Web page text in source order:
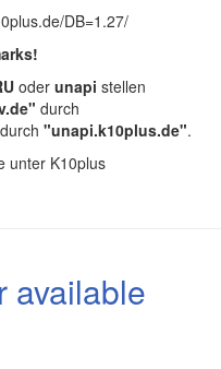
DB=1.27/
oder unapi stellen
durch
durch "unapi.k10plus.de".
unter K10plus
available